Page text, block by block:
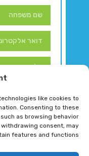
like cookies to
Consenting to these
as browsing behavior
consent, may
features and functions.